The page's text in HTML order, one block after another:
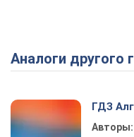
Аналоги другого
ГДЗ
Авторы: